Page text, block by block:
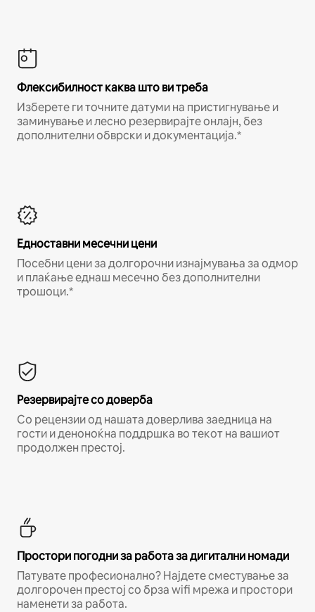
Флексибилност каква што ви треба
Изберете ги точните датуми на пристигнување и
заминување и лесно резервирајте онлајн, без
дополнителни обврски и документација.*
Едноставни месечни цени
Посебни цени за долгорочни изнајмувања за одмор
и плаќање еднаш месечно без дополнителни
трошоци.*
Резервирајте со доверба
Со рецензии од нашата доверлива заедница на
гости и деноноќна поддршка во текот на вашиот
продолжен престој.
Простори погодни за работа за дигитални номади
Патувате професионално? Најдете сместување за
долгорочен престој со брза wifi мрежа и простори
наменети за работа.